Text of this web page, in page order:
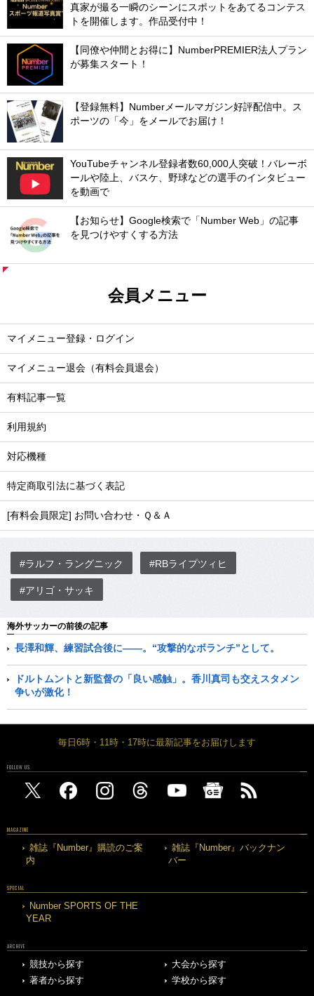
真家が撮る一瞬のシーンにスポットをあてるコンテス
トを開催します。作品受付中！
【同僚や仲間とお得に】NumberPREMIER法人プラン
が募集スタート！
【登録無料】Numberメールマガジン好評配信中。ス
ポーツの「今」をメールでお届け！
YouTubeチャンネル登録者数60,000人突破！バレーボ
ールや陸上、バスケ、野球などの選手のインタビュー
を動画で
【お知らせ】Google検索で「Number Web」の記事
を見つけやすくする方法
会員メニュー
マイメニュー登録・ログイン
マイメニュー退会（有料会員退会）
有料記事一覧
利用規約
対応機種
特定商取引法に基づく表記
[有料会員限定] お問い合わせ・Ｑ＆Ａ
#ラルフ・ラングニック #RBライプツィヒ
#アリゴ・サッキ
海外サッカーの前後の記事
長澤和輝、練習試合後に――。“攻撃的なボランチ”として。
ドルトムントと新監督の「良い感触」。香川真司も交えスタメン
争いが激化！
毎日6時・11時・17時に最新記事をお届けします
FOLLOW US
MAGAZINE
雑誌『Number』購読のご案
内
雑誌『Number』バックナン
バー
SPECIAL
Number SPORTS OF THE
YEAR
ARCHIVE
競技から探す
大会から探す
著者から探す
学校から探す